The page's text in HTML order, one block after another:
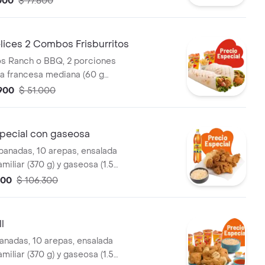
2 Combos Frisburritos
Ranch o BBQ, 2 porciones
francesa mediana (60 g
(325 ml)
$ 51.000
con gaseosa
10 arepas, ensalada
(370 g) y gaseosa (1.5
$ 106.300
10 arepas, ensalada
(370 g) y gaseosa (1.5